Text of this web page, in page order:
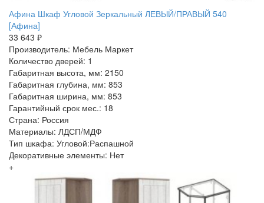
Афина Шкаф Угловой Зеркальный ЛЕВЫЙ/ПРАВЫЙ 540
[Афина]
33 643 ₽
Производитель: Мебель Маркет
Количество дверей: 1
Габаритная высота, мм: 2150
Габаритная глубина, мм: 853
Габаритная ширина, мм: 853
Гарантийный срок мес.: 18
Страна: Россия
Материалы: ЛДСП/МДФ
Тип шкафа: Угловой:Распашной
Декоративные элементы: Нет
+